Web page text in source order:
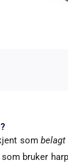
som belagt
bruker